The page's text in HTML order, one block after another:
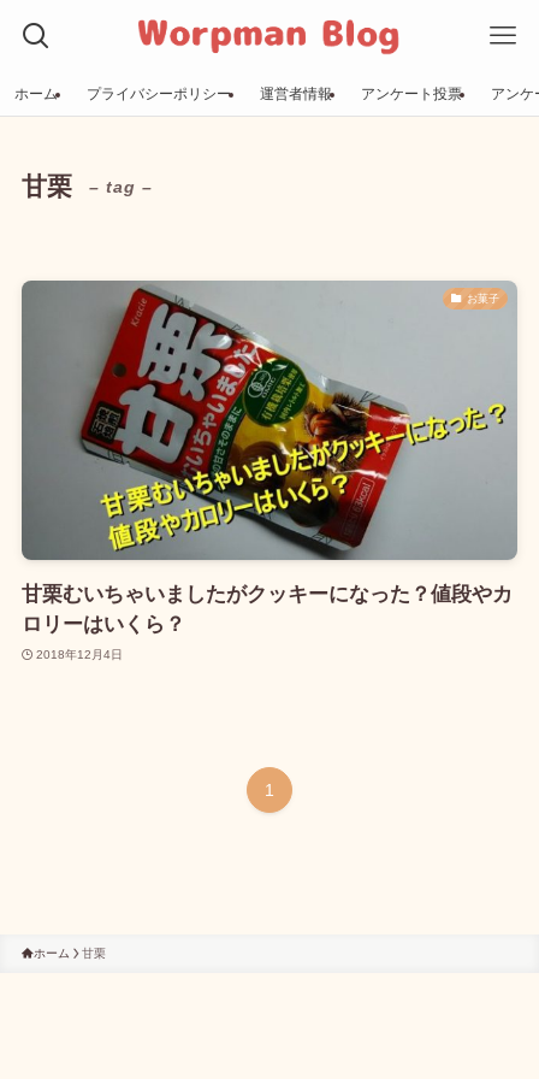
ホーム プライバシーポリシー 運営者情報 アンケート投票 アンケ
甘栗 – tag –
お菓子
甘栗むいちゃいましたがクッキーになった？値段やカ
ロリーはいくら？
2018年12月4日
1
ホーム 甘栗